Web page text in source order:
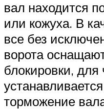
вал находится
или кожуха. В
все без
ворота
блокировки, для
торможение